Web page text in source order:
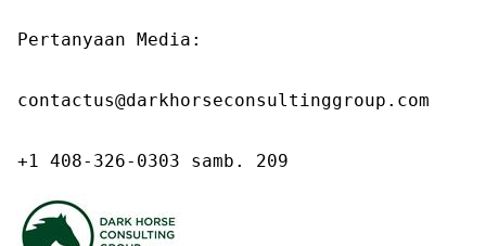
Pertanyaan Media:
contactus@darkhorseconsultinggroup.com
+1 408-326-0303 samb. 209